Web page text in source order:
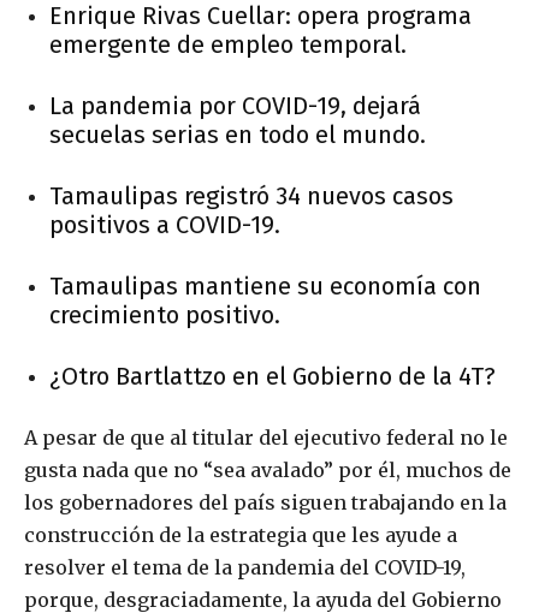
Enrique Rivas Cuellar: opera programa
emergente de empleo temporal.
La pandemia por COVID-19, dejará
secuelas serias en todo el mundo.
Tamaulipas registró 34 nuevos casos
positivos a COVID-19.
Tamaulipas mantiene su economía con
crecimiento positivo.
¿Otro Bartlattzo en el Gobierno de la 4T?
A pesar de que al titular del ejecutivo federal no le
gusta nada que no “sea avalado” por él, muchos de
los gobernadores del país siguen trabajando en la
construcción de la estrategia que les ayude a
resolver el tema de la pandemia del COVID-19,
porque, desgraciadamente, la ayuda del Gobierno